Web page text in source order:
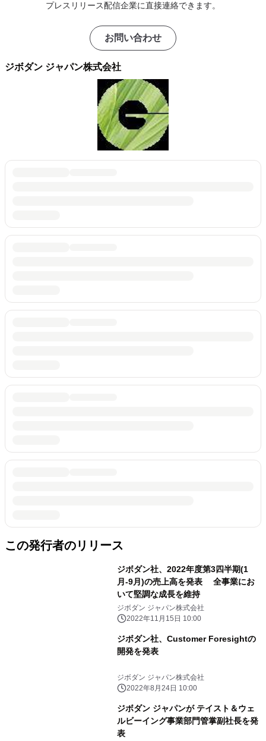
プレスリリース配信企業に直接連絡できます。
お問い合わせ
ジボダン ジャパン株式会社
この発行者のリリース
ジボダン社、2022年度第3四半期(1
月-9月)の売上高を発表 全事業にお
いて堅調な成長を維持
ジボダン ジャパン株式会社
2022年11月15日 10:00
ジボダン社、Customer Foresightの
開発を発表
ジボダン ジャパン株式会社
2022年8月24日 10:00
ジボダン ジャパンが テイスト＆ウェ
ルビーイング事業部門管掌副社長を発
表